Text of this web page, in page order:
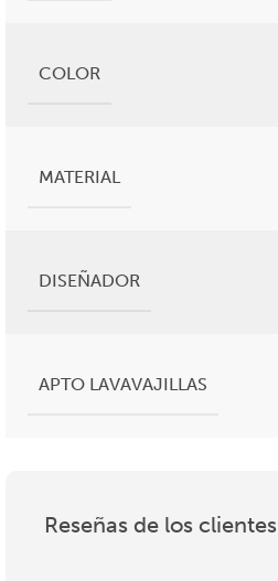
COLOR
MATERIAL
DISEÑADOR
APTO LAVAVAJILLAS
Reseñas de los clientes